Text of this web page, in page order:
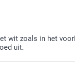
wit zoals in het
uit.